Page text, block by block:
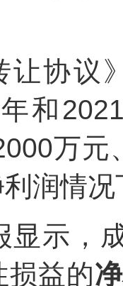
让协议
和
万
润情
显示，
损益的